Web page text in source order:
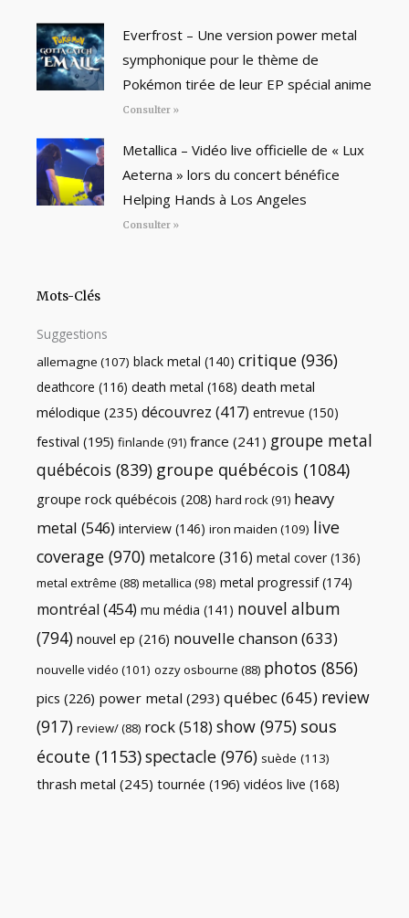
Everfrost – Une version power metal
symphonique pour le thème de
Pokémon tirée de leur EP spécial anime
Consulter »
Metallica – Vidéo live officielle de « Lux
Aeterna » lors du concert bénéfice
Helping Hands à Los Angeles
Consulter »
Mots-Clés
Suggestions
allemagne (107) black metal (140) critique (936)
deathcore (116) death metal (168) death metal
mélodique (235) découvrez (417) entrevue (150)
festival (195) finlande (91) france (241) groupe metal
québécois (839) groupe québécois (1084)
groupe rock québécois (208) hard rock(91) heavy
metal (546) interview (146) iron maiden (109) live
coverage (970) metalcore (316) metal cover (136)
metal extrême (88) metallica (98) metal progressif(174)
montréal (454) mu média (141) nouvel album
(794) nouvel ep (216) nouvelle chanson(633)
nouvelle vidéo (101) ozzy osbourne (88) photos (856)
pics (226) power metal (293) québec(645) review
(917) review/(88) rock(518) show (975) sous
écoute (1153)spectacle (976) suède (113)
thrash metal (245) tournée (196) vidéos live (168)